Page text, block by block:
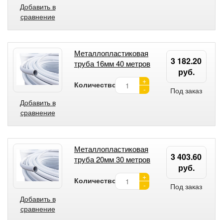
Добавить в
сравнение
Добавить в
сравнение
Металлопластиковая
труба 16мм 40 метров
Количество:
+
-
3 182.20
руб.
Под заказ
Добавить в
сравнение
Металлопластиковая
труба 20мм 30 метров
Количество:
+
-
3 403.60
руб.
Под заказ